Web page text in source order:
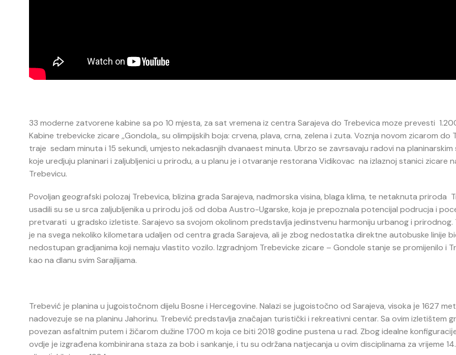
33 moderne zatvorene kabine sa po 10 mjesta, za sat vremena iz centra Sarajeva do Trebevica moze prevesti
Kabine trebevicke zicare ,,Gondola,, su olimpijskih boja: crvena, plava, crna, zelena i zuta. Voznja novom zicarom do
traje sedam minuta i 15 sekundi, umjesto nekadasnjih dvanaest minuta. Ubrzo se zavrsavaju radovi na planinarskim
koje uredjuju planinari i zaljubljenici u prirodu, a u planu je i otvaranje restorana Vidikovac na izlaznoj stanici zicare
Trebevicu.
Povoljan geografski polozaj Trebevica, blizina grada Sarajeva, nadmorska visina, blaga klima, te netaknuta priroda
usadili su se u srca zaljubljenika u prirodu još od doba Austro-Ugarske, koja je prepoznala potencijal podrucja i
pretvarati u gradsko izletiste. Sarajevo sa svojom okolinom predstavlja jedinstvenu harmoniju urbanog i prirodnog.
je na svega nekoliko kilometara udaljen od centra grada Sarajeva, ali je zbog nedostatka direktne autobuske linije
nedostupan gradjanima koji nemaju vlastito vozilo. Izgradnjom Trebevicke zicare – Gondole stanje se promijenilo i
kao na dlanu svim Sarajlijama.
Trebević јe planina u јugoistočnom dijelu Bosne i Hercegovine. Nalazi se јugoistočno od Sarajeva, visoka јe 1627
nadovezuјe se na planinu Jahorinu. Trebević predstavlja značaјan turistički i rekreativni centar. Sa ovim izletištem
povezan asfaltnim putem i žičarom dužine 1700 m koja ce biti 2018 godine pustena u rad. Zbog idealne
ovdje јe izgrađena kombinirana staza za bob i sankanje, i tu su održana natjecanja u ovim disciplinama za vrijeme